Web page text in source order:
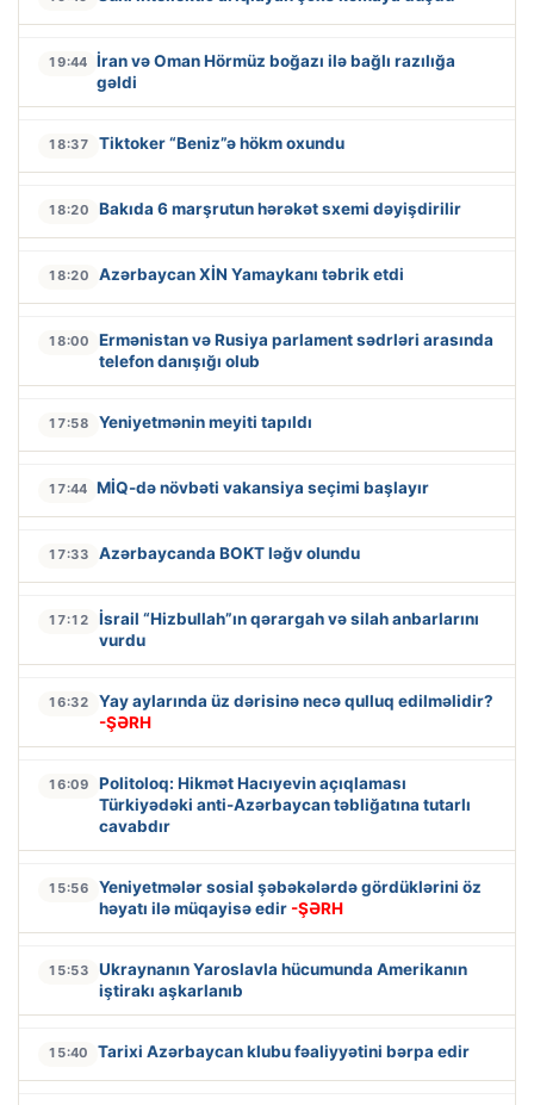
19:44 İran və Oman Hörmüz boğazı ilə bağlı razılığa
gəldi
18:37 Tiktoker “Beniz”ə hökm oxundu
18:20 Bakıda 6 marşrutun hərəkət sxemi dəyişdirilir
18:20 Azərbaycan XİN Yamaykanı təbrik etdi
18:00
Ermənistan və Rusiya parlament sədrləri arasında
telefon danışığı olub
17:58 Yeniyetmənin meyiti tapıldı
17:44 MİQ-də növbəti vakansiya seçimi başlayır
17:33 Azərbaycanda BOKT ləğv olundu
17:12
İsrail “Hizbullah”ın qərargah və silah anbarlarını
vurdu
16:32
Yay aylarında üz dərisinə necə qulluq edilməlidir?
-ŞƏRH
16:09
Politoloq: Hikmət Hacıyevin açıqlaması
Türkiyədəki anti-Azərbaycan təbliğatına tutarlı
cavabdır
15:56
Yeniyetmələr sosial şəbəkələrdə gördüklərini öz
həyatı ilə müqayisə edir -ŞƏRH
15:53
Ukraynanın Yaroslavla hücumunda Amerikanın
iştirakı aşkarlanıb
15:40 Tarixi Azərbaycan klubu fəaliyyətini bərpa edir